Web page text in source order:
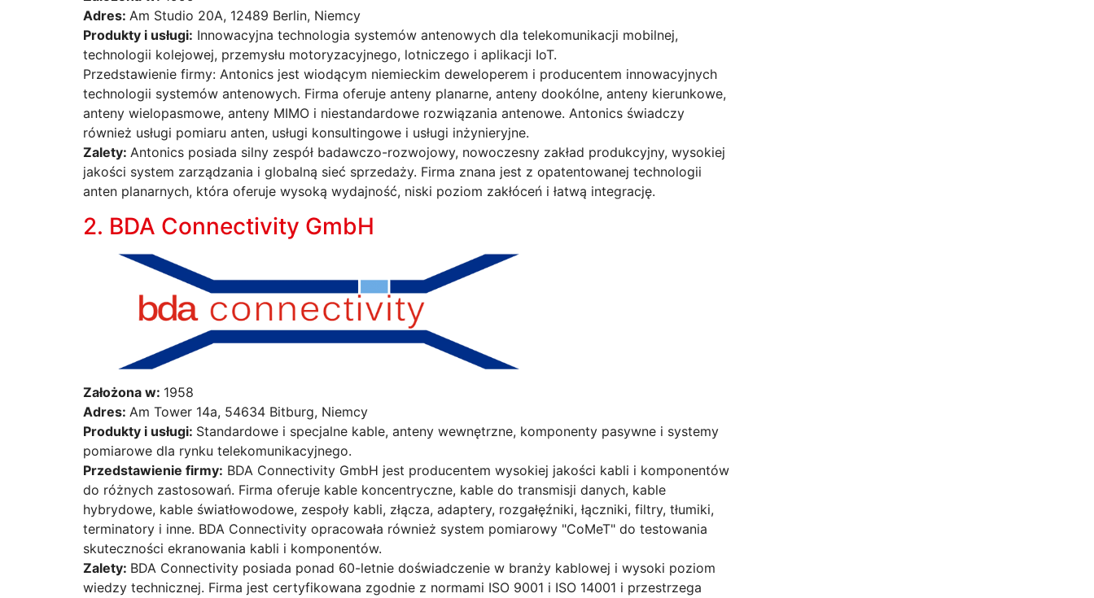
Adres: Am Studio 20A, 12489 Berlin, Niemcy
Produkty i usługi: Innowacyjna technologia systemów antenowych dla telekomunikacji mobilnej,
technologii kolejowej, przemysłu motoryzacyjnego, lotniczego i aplikacji IoT.
Przedstawienie firmy: Antonics jest wiodącym niemieckim deweloperem i producentem innowacyjnych
technologii systemów antenowych. Firma oferuje anteny planarne, anteny dookólne, anteny kierunkowe,
anteny wielopasmowe, anteny MIMO i niestandardowe rozwiązania antenowe. Antonics świadczy
również usługi pomiaru anten, usługi konsultingowe i usługi inżynieryjne.
Zalety: Antonics posiada silny zespół badawczo-rozwojowy, nowoczesny zakład produkcyjny, wysokiej
jakości system zarządzania i globalną sieć sprzedaży. Firma znana jest z opatentowanej technologii
anten planarnych, która oferuje wysoką wydajność, niski poziom zakłóceń i łatwą integrację.
2. BDA Connectivity GmbH
Założona w: 1958
Adres: Am Tower 14a, 54634 Bitburg, Niemcy
Produkty i usługi: Standardowe i specjalne kable, anteny wewnętrzne, komponenty pasywne i systemy
pomiarowe dla rynku telekomunikacyjnego.
Przedstawienie firmy: BDA Connectivity GmbH jest producentem wysokiej jakości kabli i komponentów
do różnych zastosowań. Firma oferuje kable koncentryczne, kable do transmisji danych, kable
hybrydowe, kable światłowodowe, zespoły kabli, złącza, adaptery, rozgałęźniki, łączniki, filtry, tłumiki,
terminatory i inne. BDA Connectivity opracowała również system pomiarowy "CoMeT" do testowania
skuteczności ekranowania kabli i komponentów.
Zalety: BDA Connectivity posiada ponad 60-letnie doświadczenie w branży kablowej i wysoki poziom
wiedzy technicznej. Firma jest certyfikowana zgodnie z normami ISO 9001 i ISO 14001 i przestrzega